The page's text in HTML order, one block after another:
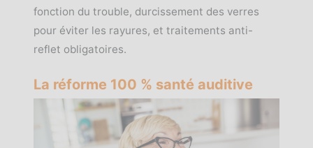
fonction du trouble, durcissement des verres
pour éviter les rayures, et traitements anti-
reflet obligatoires.
La réforme 100 % santé auditive